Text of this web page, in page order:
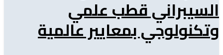
السيبراني قطب علمي
وتكنولوجي بمعايير عالمية